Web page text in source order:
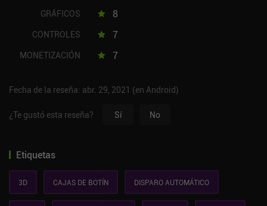
GRÁFICOS 8
CONTROLES 7
MONETIZACIÓN 7
Fecha de la reseña: abr. 29, 2021 (en Android)
¿Te gustó esta reseña? Sí No
Etiquetas
3D CAJAS DE BOTÍN DISPARO AUTOMÁTICO